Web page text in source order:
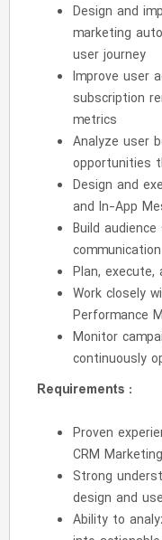
Design and
marketing
user journey
Improve user
subscription
metrics
Analyze user
opportunities
Design and
and In-App
Build
Plan,
Work closely
Performance
Monitor
continuously
Requirements :
Proven
CRM
Strong
design and
Ability to